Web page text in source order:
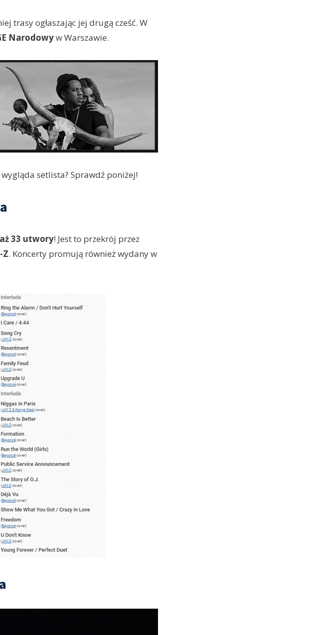
trasy ogłaszając jej drugą cześć. W
Narodowyw Warszawie.
setlista? Sprawdź poniżej!
aż 33 utwory! Jest to przekrój przez
Z. Koncerty promują również wydany w